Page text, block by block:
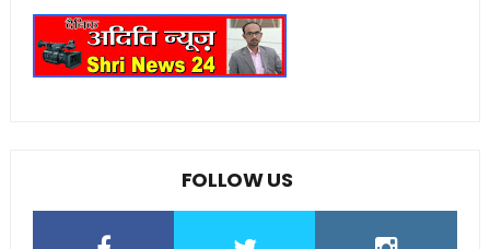
FOLLOW US